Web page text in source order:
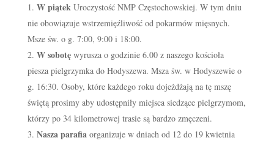
W piątek Uroczystość NMP Częstochowskiej. W tym dniu
nie obowiązuje wstrzemięźliwość od pokarmów mięsnych.
Msze św. o g. 7:00, 9:00 i 18:00.
W sobotę wyrusza o godzinie 6.00 z naszego kościoła
piesza pielgrzymka do Hodyszewa. Msza św. w Hodyszewie o
g. 16:30. Osoby, które każdego roku dojeżdżają na tę mszę
świętą prosimy aby udostępniły miejsca siedzące pielgrzymom,
którzy po 34 kilometrowej trasie są bardzo zmęczeni.
Nasza parafia organizuje w dniach od 12 do 19 kwietnia